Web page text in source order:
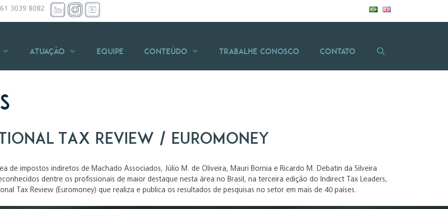
61 3039 8082
Atuação Equipe Conteúdo Trabalhe Conosco Contato
Tax Review / Euromoney
de impostos indiretos de Machado Associados, Júlio M. de Oliveira, Mauri Bornia e Ricardo M. Debatin da Silveira
dentre os profissionais de maior destaque nesta área no Brasil, na terceira edição do Indirect Tax Leaders,
Tax Review (Euromoney) que realiza e publica os resultados de pesquisas no setor em mais de 40 países.